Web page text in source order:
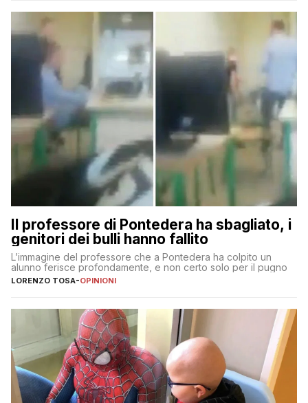
Il professore di Pontedera ha sbagliato, i
genitori dei bulli hanno fallito
L’immagine del professore che a Pontedera ha colpito un
alunno ferisce profondamente, e non certo solo per il pugno
LORENZO TOSA-OPINIONI